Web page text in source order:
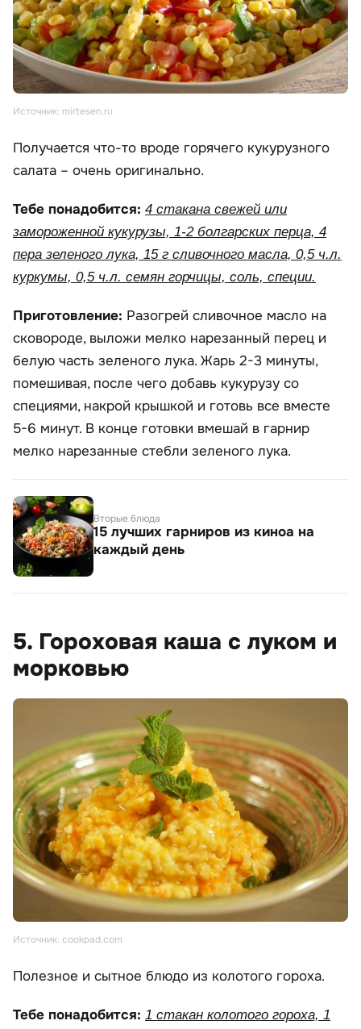
Источник: mirtesen.ru
Получается что-то вроде горячего кукурузного
салата – очень оригинально.
Тебе понадобится: 4 стакана свежей или
замороженной кукурузы, 1-2 болгарских перца, 4
пера зеленого лука, 15 г сливочного масла, 0,5 ч.л.
куркумы, 0,5 ч.л. семян горчицы, соль, специи.
Приготовление: Разогрей сливочное масло на
сковороде, выложи мелко нарезанный перец и
белую часть зеленого лука. Жарь 2-3 минуты,
помешивая, после чего добавь кукурузу со
специями, накрой крышкой и готовь все вместе
5-6 минут. В конце готовки вмешай в гарнир
мелко нарезанные стебли зеленого лука.
Вторые блюда
15 лучших гарниров из киноа на
каждый день
5. Гороховая каша с луком и
морковью
Источник: cookpad.com
Полезное и сытное блюдо из колотого гороха.
Тебе понадобится: 1 стакан колотого гороха, 1